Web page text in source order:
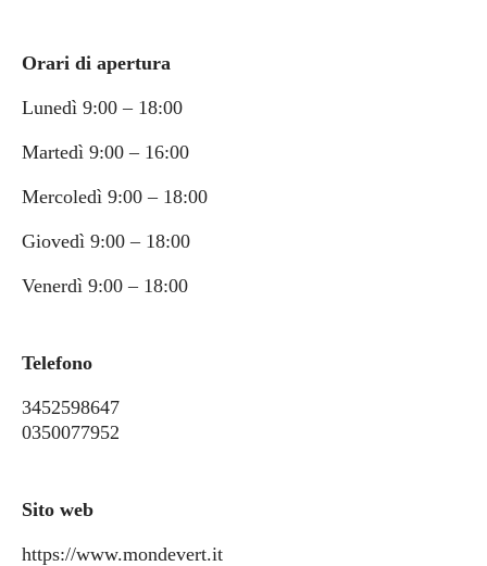
Orari di apertura
Lunedì 9:00 – 18:00
Martedì 9:00 – 16:00
Mercoledì 9:00 – 18:00
Giovedì 9:00 – 18:00
Venerdì 9:00 – 18:00
Telefono
3452598647
0350077952
Sito web
https://www.mondevert.it